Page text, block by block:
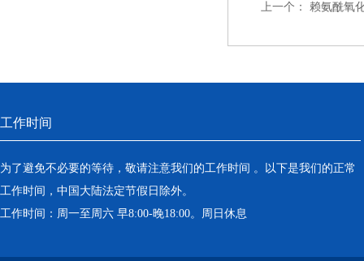
上一个： 赖氨酰氧
工作时间
为了避免不必要的等待，敬请注意我们的工作时间 。以下是我们的正常
工作时间，中国大陆法定节假日除外。
工作时间：周一至周六 早8:00-晚18:00。周日休息